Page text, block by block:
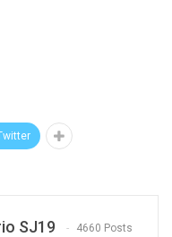
SJ19 4660 Posts